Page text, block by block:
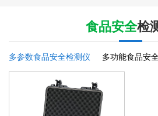
食品安全检
多参数食品安全检测仪 多功能食品安